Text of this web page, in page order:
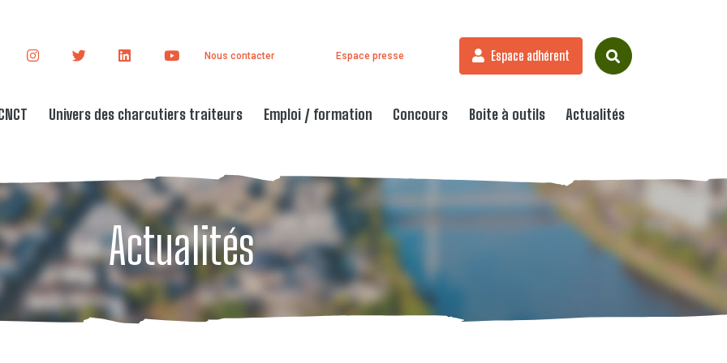
Nous contacter Espace presse Espace adhérent
Univers des charcutiers traiteurs Emploi / formation Concours Boite à outils Actualités
Actualités